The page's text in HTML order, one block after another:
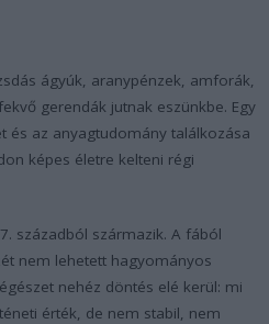
ágyúk, aranypénzek, amforák,
gerendák jutnak eszünkbe. Egy
és az anyagtudomány találkozása
képes életre kelteni régi
századból származik. A fából
nem lehetett hagyományos
nehéz döntés elé kerül: mi
érték, de nem stabil, nem